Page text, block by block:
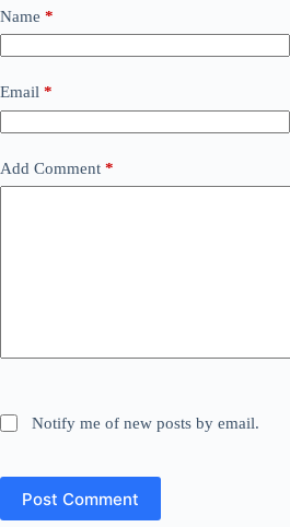
Name *
Email *
Add Comment *
Notify me of new posts by email.
Post Comment